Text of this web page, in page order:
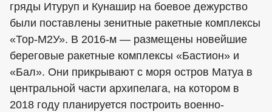
гряды Итуруп и Кунашир на боевое дежурство
были поставлены зенитные ракетные комплексы
«Тор-М2У». В 2016-м — размещены новейшие
береговые ракетные комплексы «Бастион» и
«Бал». Они прикрывают с моря остров Матуа в
центральной части архипелага, на котором в
2018 году планируется построить военно-